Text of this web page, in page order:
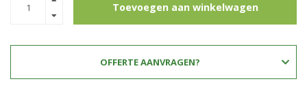
Toevoegen aan winkelwagen
OFFERTE AANVRAGEN?